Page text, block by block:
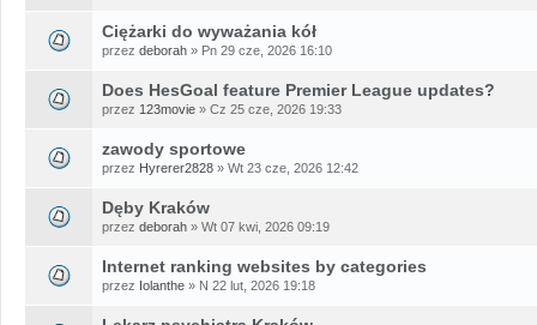
Ciężarki do wyważania kół
przez deborah » Pn 29 cze, 2026 16:10
Does HesGoal feature Premier League updates?
przez 123movie » Cz 25 cze, 2026 19:33
zawody sportowe
przez Hyrerer2828 » Wt 23 cze, 2026 12:42
Dęby Kraków
przez deborah » Wt 07 kwi, 2026 09:19
Internet ranking websites by categories
przez Iolanthe » N 22 lut, 2026 19:18